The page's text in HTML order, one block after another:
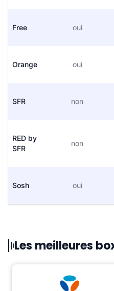
Free oui
Orange oui
SFR non
RED by
SFR
non
Sosh oui
Les meilleures